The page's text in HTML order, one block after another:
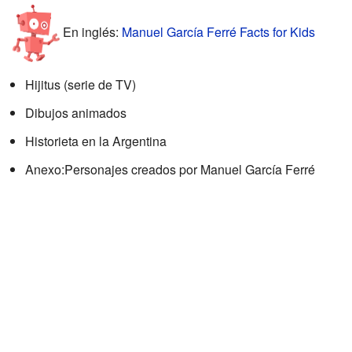
En inglés: Manuel García Ferré Facts for Kids
Hijitus (serie de TV)
Dibujos animados
Historieta en la Argentina
Anexo:Personajes creados por Manuel García Ferré